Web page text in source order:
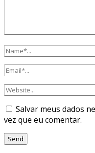
Salvar meus dados
vez que eu comentar.